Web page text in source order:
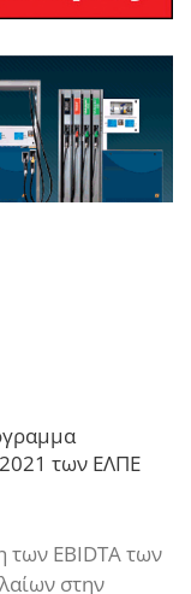
των ΕΛΠΕ
των EBIDTA των
στην